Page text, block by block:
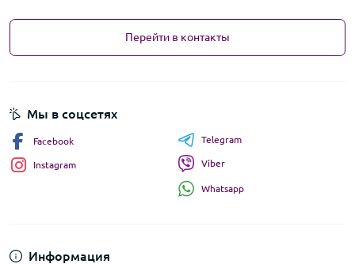
Перейти в контакты
Информация
Мы в соцсетях
Facebook
Instagram
Telegram
Viber
Whatsapp